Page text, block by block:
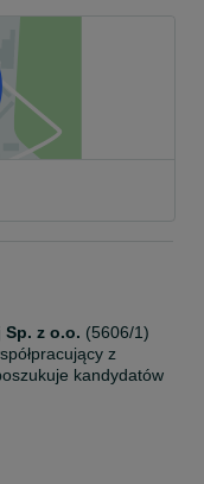
Sp. z o.o. (5606/1)
z
kandydatów